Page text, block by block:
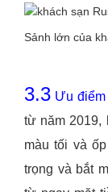
Sảnh lớn của
3.3 Ưu điểm
từ năm 2019,
màu tối và
trọng và bắt